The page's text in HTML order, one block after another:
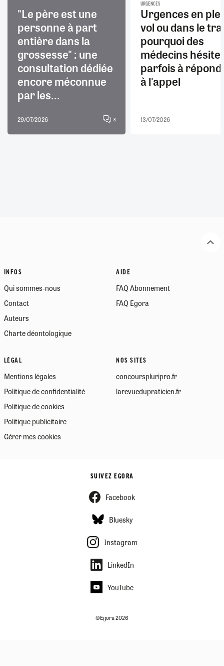
"Le père est une
personne à part
entière dans la
grossesse" : une
consultation dédiée
encore méconnue
par les...
29/07/2026 8
URGENCES
Urgences en
vol ou dans le
pourquoi des
médecins
parfois à
à l'appel
13/07/2026
INFOS
Qui sommes-nous
Contact
Auteurs
Charte déontologique
AIDE
FAQ Abonnement
FAQ Egora
LÉGAL
Mentions légales
Politique de confidentialité
Politique de cookies
Politique publicitaire
Gérer mes cookies
NOS SITES
concourspluripro.fr
larevuedupraticien.fr
SUIVEZ EGORA
Facebook
Bluesky
Instagram
LinkedIn
YouTube
©Egora 2026